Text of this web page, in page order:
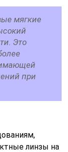
мягкие
Это
при
линзы на